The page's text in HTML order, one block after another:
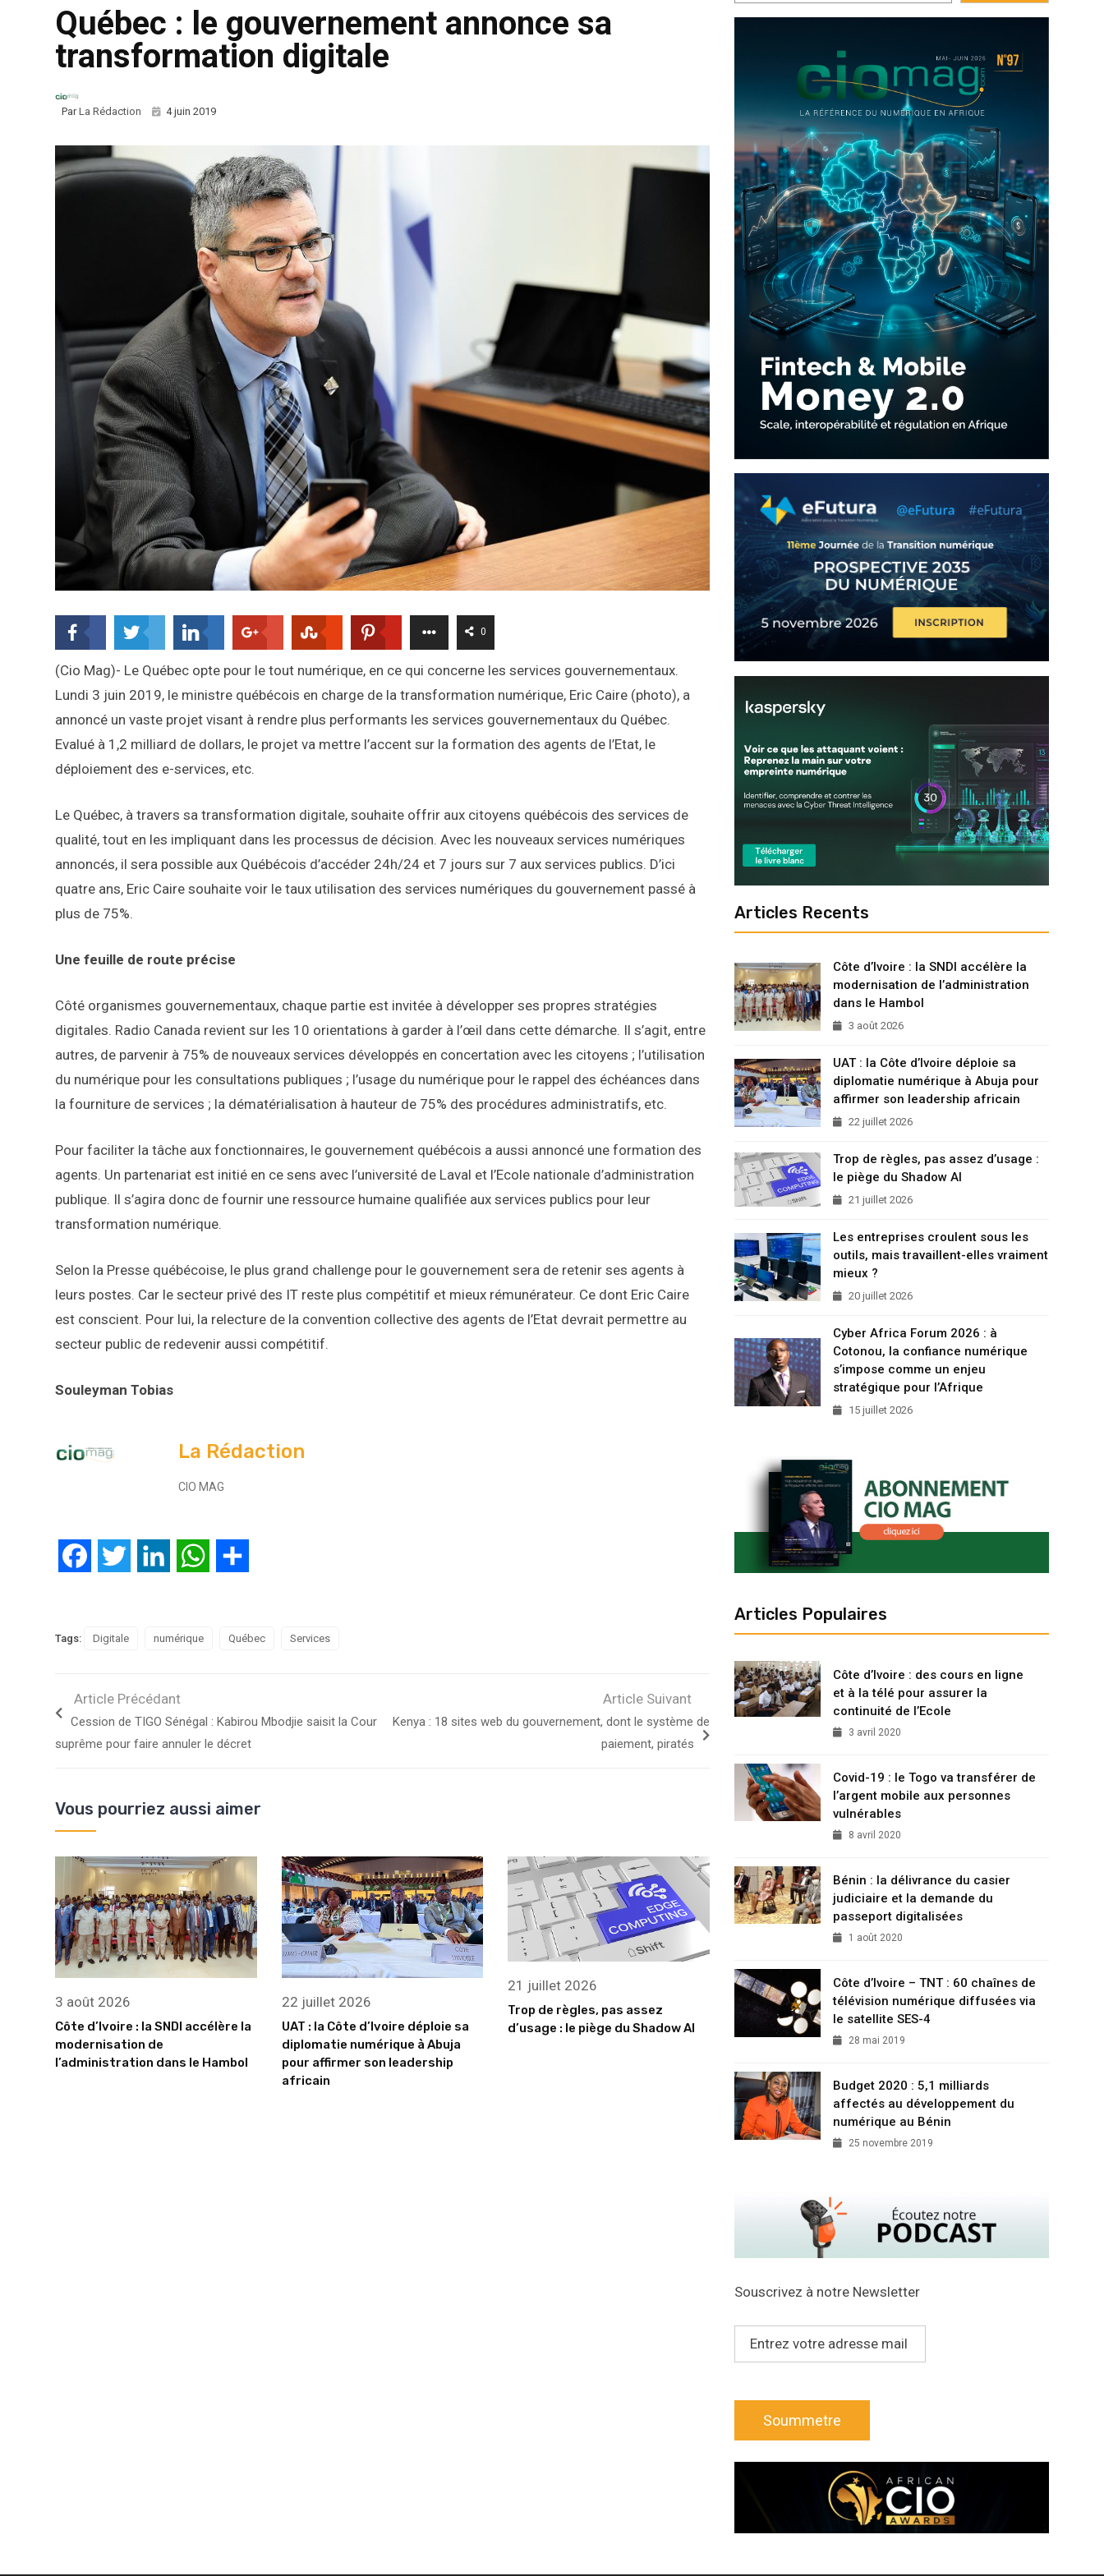
Québec : le gouvernement annonce sa
transformation digitale
ParLa Rédaction 4 juin 2019
0
(Cio Mag)- Le Québec opte pour le tout numérique, en ce qui concerne les services gouvernementaux.
Lundi 3 juin 2019, le ministre québécois en charge de la transformation numérique, Eric Caire (photo), a
annoncé un vaste projet visant à rendre plus performants les services gouvernementaux du Québec.
Evalué à 1,2 milliard de dollars, le projet va mettre l’accent sur la formation des agents de l’Etat, le
déploiement des e-services, etc.
Le Québec, à travers sa transformation digitale, souhaite offrir aux citoyens québécois des services de
qualité, tout en les impliquant dans les processus de décision. Avec les nouveaux services numériques
annoncés, il sera possible aux Québécois d’accéder 24h/24 et 7 jours sur 7 aux services publics. D’ici
quatre ans, Eric Caire souhaite voir le taux utilisation des services numériques du gouvernement passé à
plus de 75%.
Une feuille de route précise
Côté organismes gouvernementaux, chaque partie est invitée à développer ses propres stratégies
digitales. Radio Canada revient sur les 10 orientations à garder à l’œil dans cette démarche. Il s’agit, entre
autres, de parvenir à 75% de nouveaux services développés en concertation avec les citoyens ; l’utilisation
du numérique pour les consultations publiques ; l’usage du numérique pour le rappel des échéances dans
la fourniture de services ; la dématérialisation à hauteur de 75% des procédures administratifs, etc.
Pour faciliter la tâche aux fonctionnaires, le gouvernement québécois a aussi annoncé une formation des
agents. Un partenariat est initié en ce sens avec l’université de Laval et l’Ecole nationale d’administration
publique. Il s’agira donc de fournir une ressource humaine qualifiée aux services publics pour leur
transformation numérique.
Selon la Presse québécoise, le plus grand challenge pour le gouvernement sera de retenir ses agents à
leurs postes. Car le secteur privé des IT reste plus compétitif et mieux rémunérateur. Ce dont Eric Caire
est conscient. Pour lui, la relecture de la convention collective des agents de l’Etat devrait permettre au
secteur public de redevenir aussi compétitif.
Souleyman Tobias
La Rédaction
CIO MAG
FacebookTwitter LinkedIn WhatsApp
Tags: Digitale numérique Québec Services
Article Précédant
Cession de TIGO Sénégal : Kabirou Mbodjie saisit la Cour
suprême pour faire annuler le décret
Article Suivant
Kenya : 18 sites web du gouvernement, dont le système de
paiement, piratés
Vous pourriez aussi aimer
3 août 2026
Côte d’Ivoire : la SNDI accélère la
modernisation de
l’administration dans le Hambol
22 juillet 2026
UAT : la Côte d’Ivoire déploie sa
diplomatie numérique à Abuja
pour affirmer son leadership
africain
21 juillet 2026
Trop de règles, pas assez
d’usage : le piège du Shadow AI
Articles Recents
Côte d’Ivoire : la SNDI accélère la
modernisation de l’administration
dans le Hambol
3 août 2026
UAT : la Côte d’Ivoire déploie sa
diplomatie numérique à Abuja pour
affirmer son leadership africain
22 juillet 2026
Trop de règles, pas assez d’usage :
le piège du Shadow AI
21 juillet 2026
Les entreprises croulent sous les
outils, mais travaillent-elles vraiment
mieux ?
20 juillet 2026
Cyber Africa Forum 2026 : à
Cotonou, la confiance numérique
s’impose comme un enjeu
stratégique pour l’Afrique
15 juillet 2026
Articles Populaires
Côte d’Ivoire : des cours en ligne
et à la télé pour assurer la
continuité de l’Ecole
3 avril 2020
Covid-19 : le Togo va transférer de
l’argent mobile aux personnes
vulnérables
8 avril 2020
Bénin : la délivrance du casier
judiciaire et la demande du
passeport digitalisées
1 août 2020
Côte d’Ivoire – TNT : 60 chaînes de
télévision numérique diffusées via
le satellite SES-4
28 mai 2019
Budget 2020 : 5,1 milliards
affectés au développement du
numérique au Bénin
25 novembre 2019
Souscrivez à notre Newsletter